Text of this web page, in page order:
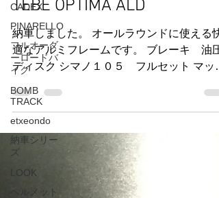
CADEX
PINARELLO
フルオーダ
ーロードバ
イク
BOMB
TRACK
etxeondo
納車シリー
ズ
LOOK
ヘルメット
TEBE OPTIMA ALD
納車しました。 オールラウンドに使える快
適なアルミフレームです。 ブレーキ 油圧
ディスク シマノ１０５ フルセット マッ
ブラックとグロスオレンジの組み合わせ フ
ォームにTE Bike Equipmentロゴ コンポー
ントはシマノ１０５ ホイールはTEBEのア
ミ...